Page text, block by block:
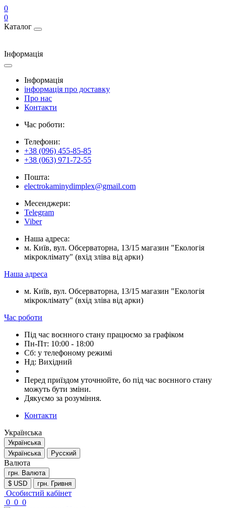
0
0
Каталог
Інформація
Інформація
інформація про доставку
Про нас
Контакти
Час роботи:
Телефони:
+38 (096) 455-85-85
+38 (063) 971-72-55
Пошта:
electrokaminydimplex@gmail.com
Месенджери:
Telegram
Viber
Наша адреса:
м. Київ, вул. Обсерваторна, 13/15 магазин "Екологія
мікроклімату" (вхід зліва від арки)
Наша адреса
м. Київ, вул. Обсерваторна, 13/15 магазин "Екологія
мікроклімату" (вхід зліва від арки)
Час роботи
Під час воєнного стану працюємо за графіком
Пн-Пт: 10:00 - 18:00
Сб: у телефоному режимі
Нд: Вихідний
Перед приїздом уточнюйте, бо під час воєнного стану
можуть бути зміни.
Дякуємо за розуміння.
Контакти
Українська
Українська
Українська
Русский
Валюта
грн. Валюта
$ USD
грн. Гривня
Особистий кабінет
0 0 0